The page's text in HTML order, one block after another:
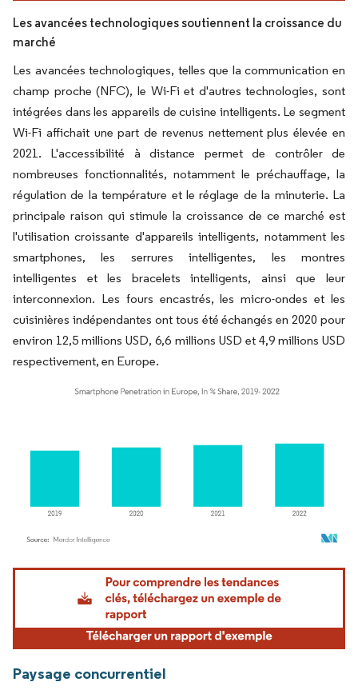
Les avancées technologiques soutiennent la croissance du
marché
Les avancées technologiques, telles que la communication en
champ proche (NFC), le Wi-Fi et d'autres technologies, sont
intégrées dans les appareils de cuisine intelligents. Le segment
Wi-Fi affichait une part de revenus nettement plus élevée en
2021. L'accessibilité à distance permet de contrôler de
nombreuses fonctionnalités, notamment le préchauffage, la
régulation de la température et le réglage de la minuterie. La
principale raison qui stimule la croissance de ce marché est
l'utilisation croissante d'appareils intelligents, notamment les
smartphones, les serrures intelligentes, les montres
intelligentes et les bracelets intelligents, ainsi que leur
interconnexion. Les fours encastrés, les micro-ondes et les
cuisinières indépendantes ont tous été échangés en 2020 pour
environ 12,5 millions USD, 6,6 millions USD et 4,9 millions USD
respectivement, en Europe.
Image © Mordor Intelligence. La réutilisation nécessite une attribution sous CC BY
Paysage concurrentiel